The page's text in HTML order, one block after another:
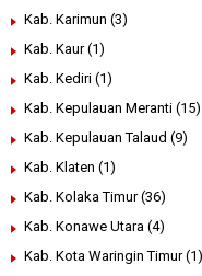
Kab. Karimun (3)
Kab. Kaur (1)
Kab. Kediri (1)
Kab. Kepulauan Meranti (15)
Kab. Kepulauan Talaud (9)
Kab. Klaten (1)
Kab. Kolaka Timur (36)
Kab. Konawe Utara (4)
Kab. Kota Waringin Timur (1)